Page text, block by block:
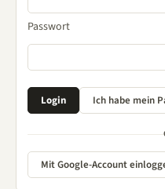
Passwort
Mit Google-Account